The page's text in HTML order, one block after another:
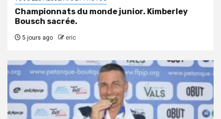
Championnats du monde junior. Kimberley
Bousch sacrée.
5 jours ago eric